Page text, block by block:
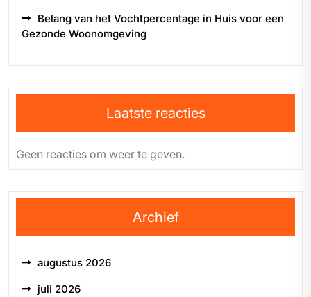
Belang van het Vochtpercentage in Huis voor een
Gezonde Woonomgeving
Laatste reacties
Geen reacties om weer te geven.
Archief
augustus 2026
juli 2026